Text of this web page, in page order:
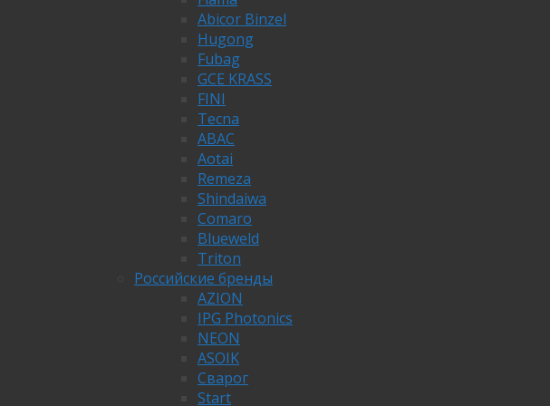
Abicor Binzel
Hugong
Fubag
GCE KRASS
FINI
Tecna
ABAC
Aotai
Remeza
Shindaiwa
Comaro
Blueweld
Triton
Российские бренды
AZION
IPG Photonics
NEON
ASOIK
Сварог
Start